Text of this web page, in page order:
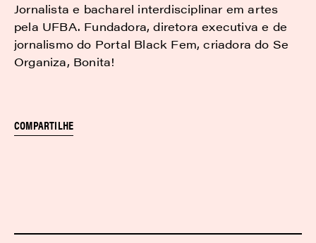
Jornalista e bacharel interdisciplinar em artes
pela UFBA. Fundadora, diretora executiva e de
jornalismo do Portal Black Fem, criadora do Se
Organiza, Bonita!
COMPARTILHE